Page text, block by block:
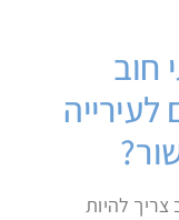
חוב
להיות